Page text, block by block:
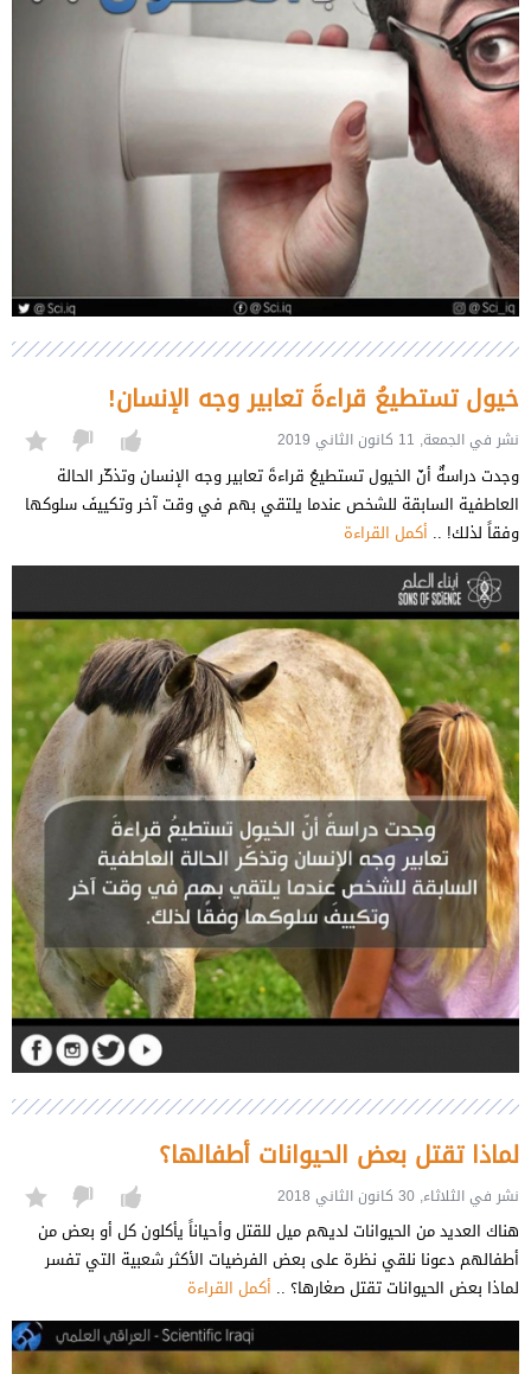
خيول تستطيعُ قراءةَ تعابير وجه الإنسان!
نشر في الجمعة, 11 كانون الثاني 2019
وجدت دراسةٌ أنّ الخيول تستطيعُ قراءةَ تعابير وجه الإنسان وتذكّر الحالة
العاطفية السابقة للشخص عندما يلتقي بهم في وقت آخر وتكييفَ سلوكها
وفقاً لذلك! .. أكمل القراءة
لماذا تقتل بعض الحيوانات أطفالها؟
نشر في الثلاثاء, 30 كانون الثاني 2018
هناك العديد من الحيوانات لديهم ميل للقتل وأحياناً يأكلون كل أو بعض من
أطفالهم دعونا نلقي نظرة على بعض الفرضيات الأكثر شعبية التي تفسر
لماذا بعض الحيوانات تقتل صغارها؟ .. أكمل القراءة